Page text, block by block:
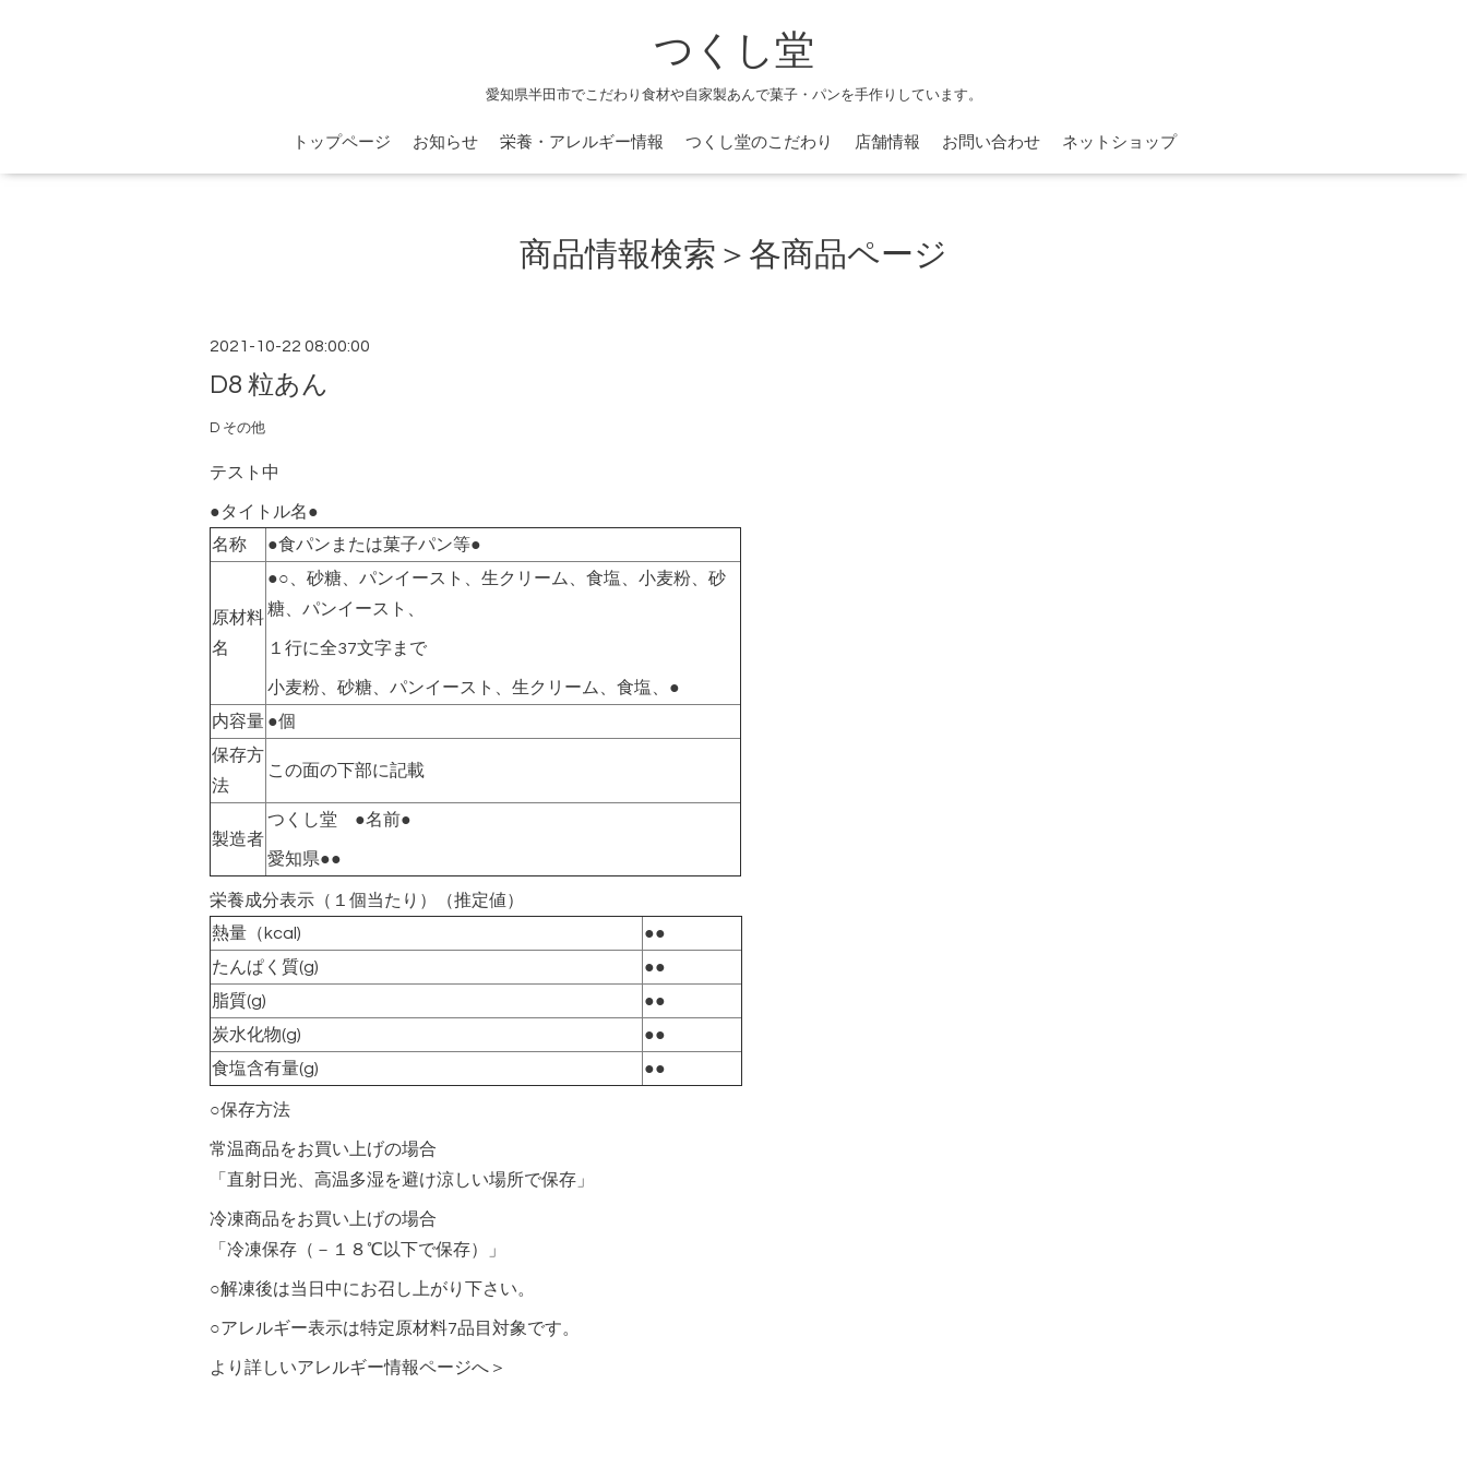
つくし堂
愛知県半田市でこだわり食材や自家製あんで菓子・パンを手作りしています。
トップページ お知らせ 栄養・アレルギー情報 つくし堂のこだわり 店舗情報 お問い合わせ ネットショップ
商品情報検索＞各商品ページ
2021-10-22 08:00:00
D8 粒あん
D その他
テスト中
●タイトル名●
名称
●食パンまたは菓子パン等●
原材料
名
●○、砂糖、パンイースト、生クリーム、食塩、小麦粉、砂
糖、パンイースト、
１行に全37文字まで
小麦粉、砂糖、パンイースト、生クリーム、食塩、●
内容量 ●個
保存方
法
この面の下部に記載
製造者
つくし堂 ●名前●
愛知県●●
栄養成分表示（１個当たり）（推定値）
熱量（kcal)
●●
たんぱく質(g)
●●
脂質(g)
●●
炭水化物(g)
●●
食塩含有量(g)
●●
○保存方法
常温商品をお買い上げの場合
「直射日光、高温多湿を避け涼しい場所で保存」
冷凍商品をお買い上げの場合
「冷凍保存（－１８℃以下で保存）」
○解凍後は当日中にお召し上がり下さい。
○アレルギー表示は特定原材料7品目対象です。
より詳しいアレルギー情報ページへ＞